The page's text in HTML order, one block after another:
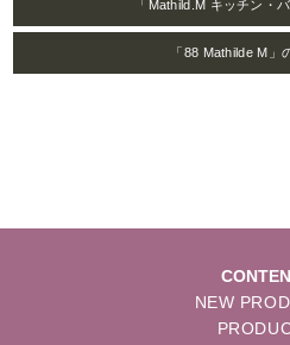
「Mathild.M キッチン・
「88 Mathilde M」
NEW